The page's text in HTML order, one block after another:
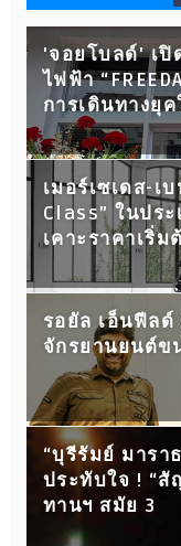
'จอยโบลด์' เปิ
ไฟฟ้า
การเดินทางยุ
เมอร์เซเดส-เ
Class” ในปร
เคาะราคาเริ่
รอยัล เอ็นฟีล
จักรยานยนต์ข
“บุรีรัมย์ มารา
ประทับใจ ! “สั
ทานฯ สมัย 3